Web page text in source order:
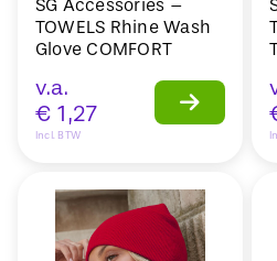
SG Accessories –
TOWELS Rhine Wash
Glove COMFORT
v.a.
€ 1,27
Incl. BTW